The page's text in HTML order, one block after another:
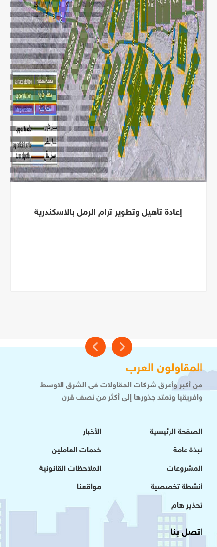
إعادة تأهيل وتطوير ترام الرمل بالاسكندرية
المقاولون العرب
من أكبر وأعرق شركات المقاولات فى الشرق الاوسط
وافريقيا وتمتد جذورها إلى أكثر من نصف قرن
الصفحة الرئيسية
نبذة عامة
المشروعات
أنشطة تخصصية
تحذير هام
الأخبار
خدمات العاملين
الملاحظات القانونية
مواقعنا
اتصل بنا